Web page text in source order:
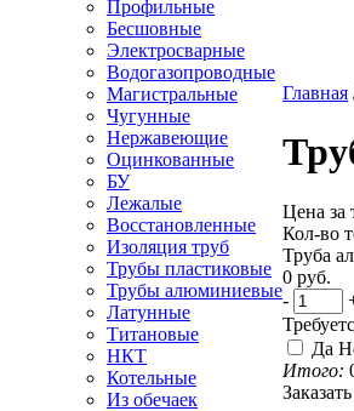
Профильные
Бесшовные
Электросварные
Водогазопроводные
Магистральные
Чугунные
Нержавеющие
Оцинкованные
БУ
Лежалые
Восстановленные
Изоляция труб
Трубы пластиковые
Трубы алюминиевые
Латунные
Титановые
НКТ
Котельные
Из обечаек
Главная
Цена за
Кол-во
Труба
0 руб.
-
Да
Итого:
Заказать